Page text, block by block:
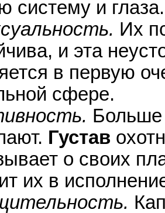
систему и глаза.
Их
и эта
в первую
сфере.
Больше
Густав
о своих
их в